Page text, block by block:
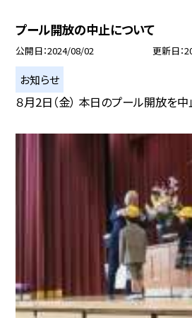
プール開放の中止について
公開日 2024/08/02 更新日
お知らせ
８月2日（金） 本日のプール開放を中